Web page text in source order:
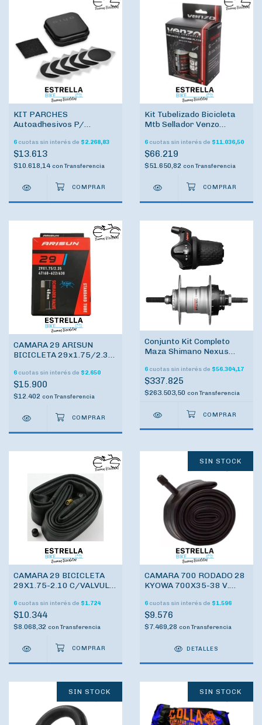
KIT PARCHES
Autoadhesivos P/
6 cuotas sin interés de $2.268,83
$13.613
$10.618,14 con Transferencia
Kit Tubelizado Bicicleta
Mtb Sellador Venzo
6 cuotas sin interés de $11.036,50
$66.219
$51.650,82 con Transferencia
CAMARA 29 ARISUN
BICICLETA 29x1.75/2.35
47/60-622/630
6 cuotas sin interés de $2.650
$15.900
$12.402 con Transferencia
Conjunto Kit Completo
Maza Shimano Nexus
6 cuotas sin interés de $56.304,17
$337.825
$263.503,50 con Transferencia
CAMARA 29 BICICLETA
29X1.75-2.10 C/VALVULA
6 cuotas sin interés de $1.724
$10.344
$8.068,32 con Transferencia
SIN STOCK
CAMARA 700 RODADO 28
KYOWA 700X35-38 V.
6 cuotas sin interés de $1.596
$9.576
$7.469,28 con Transferencia
DETALLES
SIN STOCK SIN STOCK